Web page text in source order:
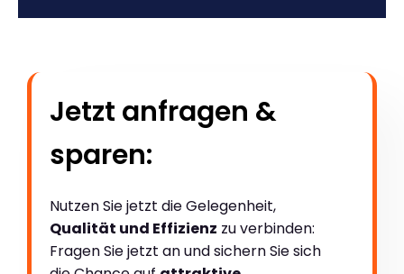
Jetzt anfragen &
sparen:
Nutzen Sie jetzt die Gelegenheit,
Qualität und Effizienz zu verbinden:
Fragen Sie jetzt an und sichern Sie sich